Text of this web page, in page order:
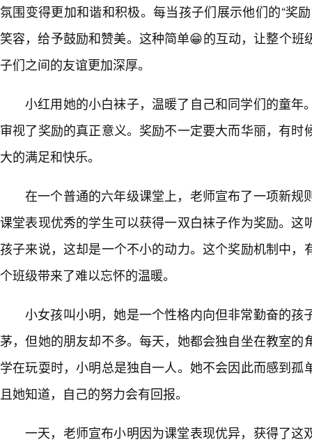
氛围变得更加和谐和积极。每当孩子们展示他们的“奖
笑容，给予鼓励和赞美。这种简单😁的互动，让整个班
子们之间的友谊更加深厚。
小红用她的小白袜子，温暖了自己和同学们的童年
审视了奖励的真正意义。奖励不一定要大而华丽，有时
大的满足和快乐。
在一个普通的六年级课堂上，老师宣布了一项新规
课堂表现优秀的学生可以获得一双白袜子作为奖励。这
孩子来说，这却是一个不小的动力。这个奖励机制中，
个班级带来了难以忘怀的温暖。
小女孩叫小明，她是一个性格内向但非常勤奋的孩
茅，但她的朋友却不多。每天，她都会独自坐在教室的
学在玩耍时，小明总是独自一人。她不会因此而感到孤
且她知道，自己的努力会有回报。
一天，老师宣布小明因为课堂表现优异，获得了这